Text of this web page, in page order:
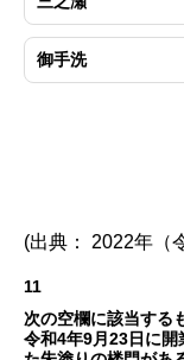
御手洗
(出典： 2022年（
11
次の空欄に該当する
令和4年9月23日に開